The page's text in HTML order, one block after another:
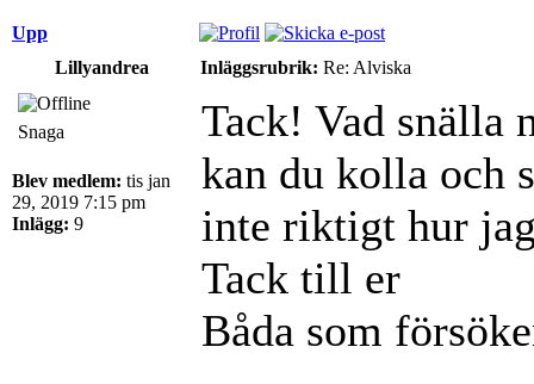
Upp
Lillyandrea
Inläggsrubrik: Re: Alviska
Snaga
Blev medlem: tis jan
29, 2019 7:15 pm
Inlägg: 9
Tack! Vad snälla
kan du kolla och
inte riktigt hur
Tack till er
Båda som